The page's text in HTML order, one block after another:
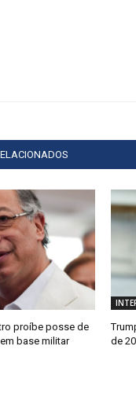
proíbe posse de
base militar
de